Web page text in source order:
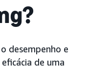
desempenho e
de uma